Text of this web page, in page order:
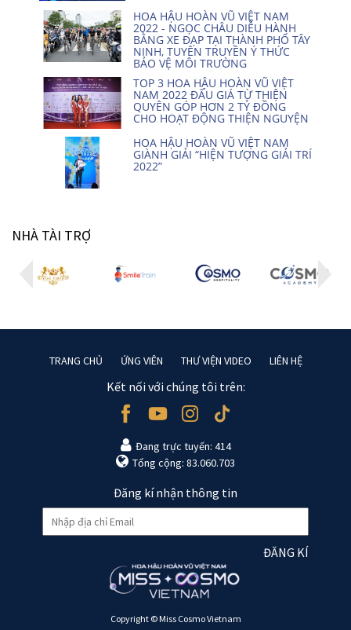
HOA HẬU HOÀN VŨ VIỆT NAM
2022 - NGỌC CHÂU DIỄU HÀNH
BẰNG XE ĐẠP TẠI THÀNH PHỐ TÂY
NINH, TUYÊN TRUYỀN Ý THỨC
BẢO VỆ MÔI TRƯỜNG
TOP 3 HOA HẬU HOÀN VŨ VIỆT
NAM 2022 ĐẤU GIÁ TỪ THIỆN
QUYÊN GÓP HƠN 2 TỶ ĐỒNG
CHO HOẠT ĐỘNG THIỆN NGUYỆN
HOA HẬU HOÀN VŨ VIỆT NAM
GIÀNH GIẢI “HIỆN TƯỢNG GIẢI TRÍ
2022”
NHÀ TÀI TRỢ
TRANG CHỦ ỨNG VIÊN THƯ VIỆN VIDEO LIÊN HỆ
Kết nối với chúng tôi trên:
Đang trực tuyến: 414
Tổng cộng: 83.060.703
Đăng kí nhận thông tin
ĐĂNG KÍ
Copyright © Miss Cosmo Vietnam